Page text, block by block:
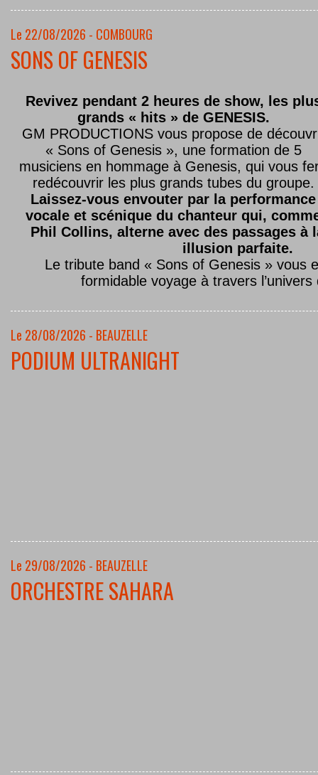
Le 22/08/2026 - COMBOURG
SONS OF GENESIS
Revivez pendant 2 heures de show, les
grands « hits » de GENESIS.
GM PRODUCTIONS vous propose de
« Sons of Genesis », une formation de 5
musiciens en hommage à Genesis, qui vous
redécouvrir les plus grands tubes du groupe.
Laissez-vous envouter par la performance
vocale et scénique du chanteur qui,
Phil Collins, alterne avec des passages à
illusion parfaite.
Le tribute band « Sons of Genesis » vous
formidable voyage à travers l’univers
Le 28/08/2026 - BEAUZELLE
PODIUM ULTRANIGHT
Le 29/08/2026 - BEAUZELLE
ORCHESTRE SAHARA